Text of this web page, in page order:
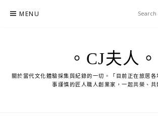
MENU
。CJ夫人。
關於當代文化體驗採集與紀錄的一切。「目前正在旅居
事謹慎的匠人職人創業家，一起共榮、共